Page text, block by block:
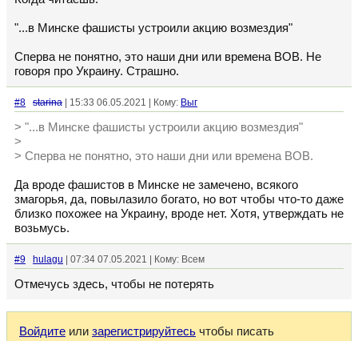
"...в Минске фашисты устроили акцию возмездия"
Сперва не понятно, это наши дни или времена ВОВ. Не
говоря про Украину. Страшно.
#8 starina | 15:33 06.05.2021 | Кому: Выг
> "...в Минске фашисты устроили акцию возмездия"
>
> Сперва не понятно, это наши дни или времена ВОВ.
Да вроде фашистов в Минске не замечено, всякого
змагорья, да, повылазило богато, но вот чтобы что-то даже
близко похожее на Украину, вроде нет. Хотя, утверждать не
возьмусь.
#9 hulagu | 07:34 07.05.2021 | Кому: Всем
Отмечусь здесь, чтобы не потерять
Войдите или зарегистрируйтесь чтобы писать